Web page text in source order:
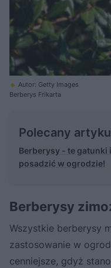
Autor: Getty Images
Berberys Frikarta
Polecany
Berberysy - te
posadzić w ogrodzie!
Berberysy
Wszystkie berberysy
zastosowanie w
cenniejsze, gdyż